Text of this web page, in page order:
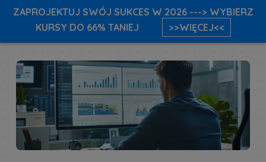
ZAPROJEKTUJ SWÓJ SUKCES W 2026 ---> WYBIERZ
KURSY DO 66% TANIEJ
>>WIĘCEJ<<